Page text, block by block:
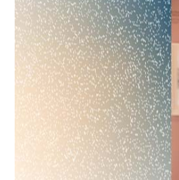
Sistema INTONACATURA E
KB 13 EVOLUTION
Intonaco di fondo bianco
interni ed esterni